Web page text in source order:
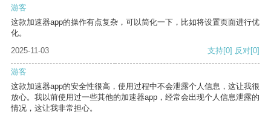
游客
这款加速器app的操作有点复杂，可以简化一下，比如将设置页面进行优
化。
2025-11-03
支持[0] 反对[0]
游客
这款加速器app的安全性很高，使用过程中不会泄露个人信息，这让我很
放心。我以前使用过一些其他的加速器app，经常会出现个人信息泄露的
情况，这让我非常担心。